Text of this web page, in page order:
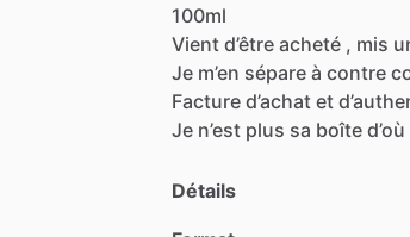
100ml
Vient d’être acheté , mis
Je m’en sépare à contre
Facture d’achat et
Je n’est plus sa boîte d’où
Détails